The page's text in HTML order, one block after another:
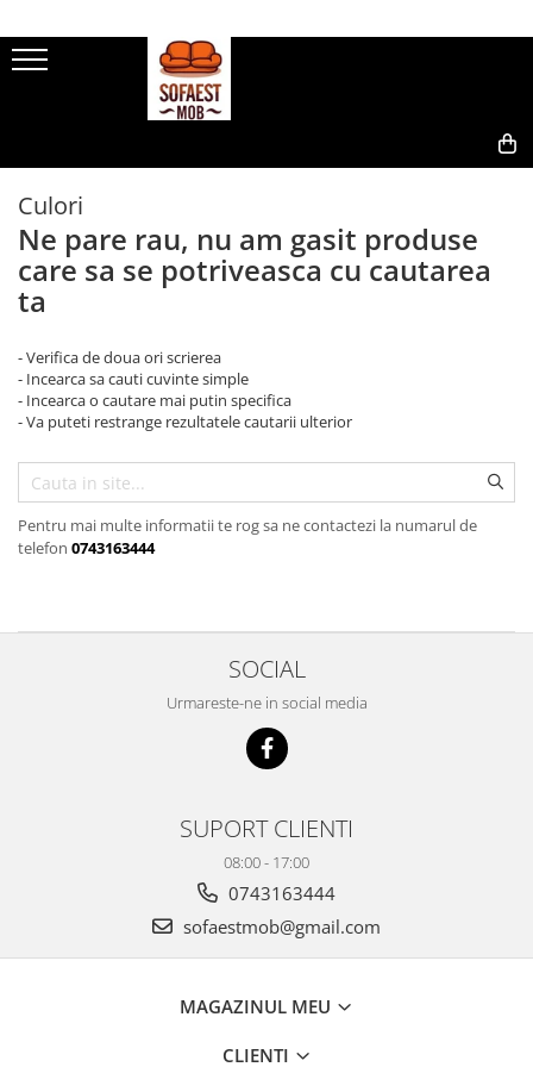
Culori
Ne pare rau, nu am gasit produse
care sa se potriveasca cu cautarea
ta
- Verifica de doua ori scrierea
- Incearca sa cauti cuvinte simple
- Incearca o cautare mai putin specifica
- Va puteti restrange rezultatele cautarii ulterior
Pentru mai multe informatii te rog sa ne contactezi la numarul de
telefon 0743163444
SOCIAL
Urmareste-ne in social media
SUPORT CLIENTI
08:00 - 17:00
0743163444
sofaestmob@gmail.com
MAGAZINUL MEU
CLIENTI